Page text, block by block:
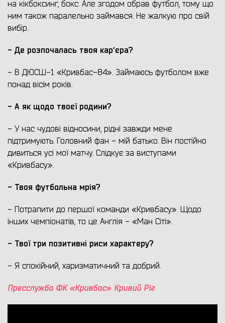
на кікбоксинг, бокс. Але згодом обрав футбол, тому що
ним також паралельно займався. Не жалкую про свій
вибір.
- Де розпочалась твоя карʼєра?
- В ДЮСШ-1 «Кривбас-84». Займаюсь футболом вже
понад вісім років.
- А як щодо твоєї родини?
- У нас чудові відносини, рідні завжди мене
підтримують. Головний фан - мій батько. Він постійно
дивиться усі мої матчу. Слідкує за виступами
«Кривбасу».
- Твоя футбольна мрія?
- Потрапити до першої команди «Кривбасу». Щодо
інших чемпіонатів, то це Англія - «Ман Сіті».
- Твої три позитивні риси характеру?
- Я спокійний, харизматичний та добрий.
Пресслужба ФК «Кривбас» Кривий Ріг